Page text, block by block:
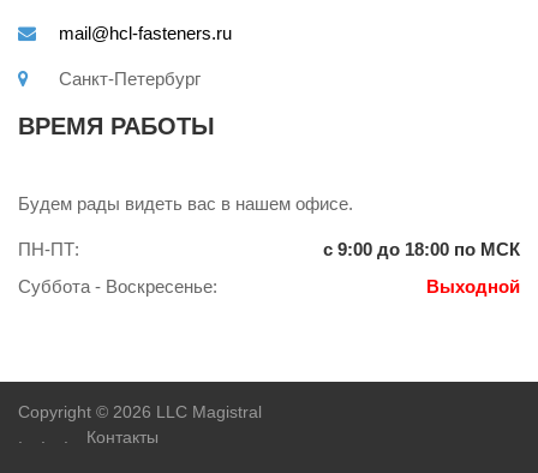
mail@hcl-fasteners.ru
Санкт-Петербург
ВРЕМЯ РАБОТЫ
Будем рады видеть вас в нашем офисе.
ПН-ПТ:
с 9:00 до 18:00 по МСК
Суббота - Воскресенье:
Выходной
Copyright © 2026 LLC Magistral
.
. . Контакты